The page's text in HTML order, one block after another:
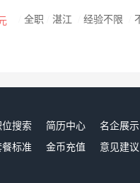
全职 湛江 经验不限
位搜索 简历中心 名企展示
餐标准
金币充值 意见建议